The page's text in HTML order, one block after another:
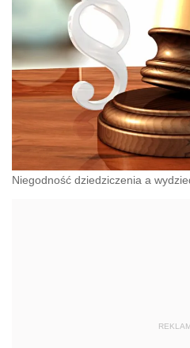
Niegodność dziedziczenia a